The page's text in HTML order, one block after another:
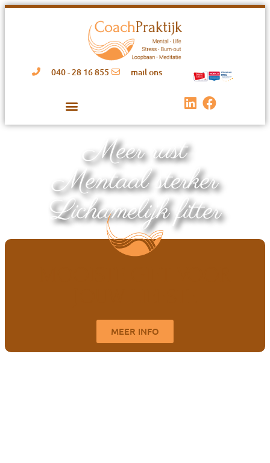
040 - 28 16 855 mail ons
Meer rust
Mentaal sterker
Lichamelijk fitter
MEER INFO